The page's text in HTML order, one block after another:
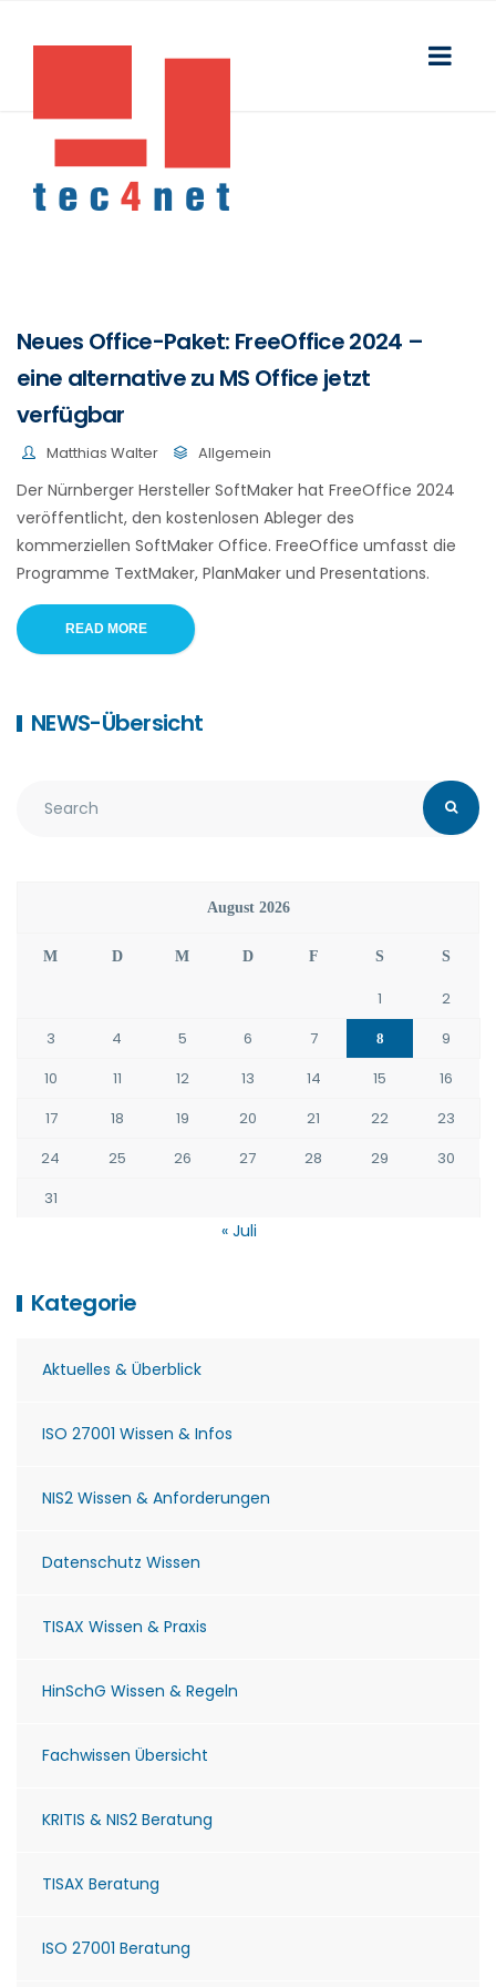
Neues Office-Paket: FreeOffice 2024 –
eine alternative zu MS Office jetzt
verfügbar
Matthias Walter Allgemein
Der Nürnberger Hersteller SoftMaker hat FreeOffice 2024
veröffentlicht, den kostenlosen Ableger des
kommerziellen SoftMaker Office. FreeOffice umfasst die
Programme TextMaker, PlanMaker und Presentations.
READ MORE
NEWS-Übersicht
August 2026
M D M D F S S
1
2
3
4 5 6 7 8
9
10
11 12 13 14 15
16
17
18 19 20 21 22
23
24
25 26 27 28 29
30
31
« Juli
Kategorie
Aktuelles & Überblick
ISO 27001 Wissen & Infos
NIS2 Wissen & Anforderungen
Datenschutz Wissen
TISAX Wissen & Praxis
HinSchG Wissen & Regeln
Fachwissen Übersicht
KRITIS & NIS2 Beratung
TISAX Beratung
ISO 27001 Beratung